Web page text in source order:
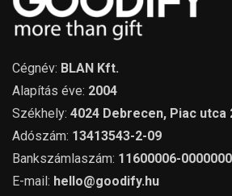
Cégnév: BLAN Kft.
Alapítás éve: 2004
Székhely: 4024 Debrecen, Piac utca
Adószám: 13413543-2-09
Bankszámlaszám: 11600006-
E-mail: hello@goodify.hu